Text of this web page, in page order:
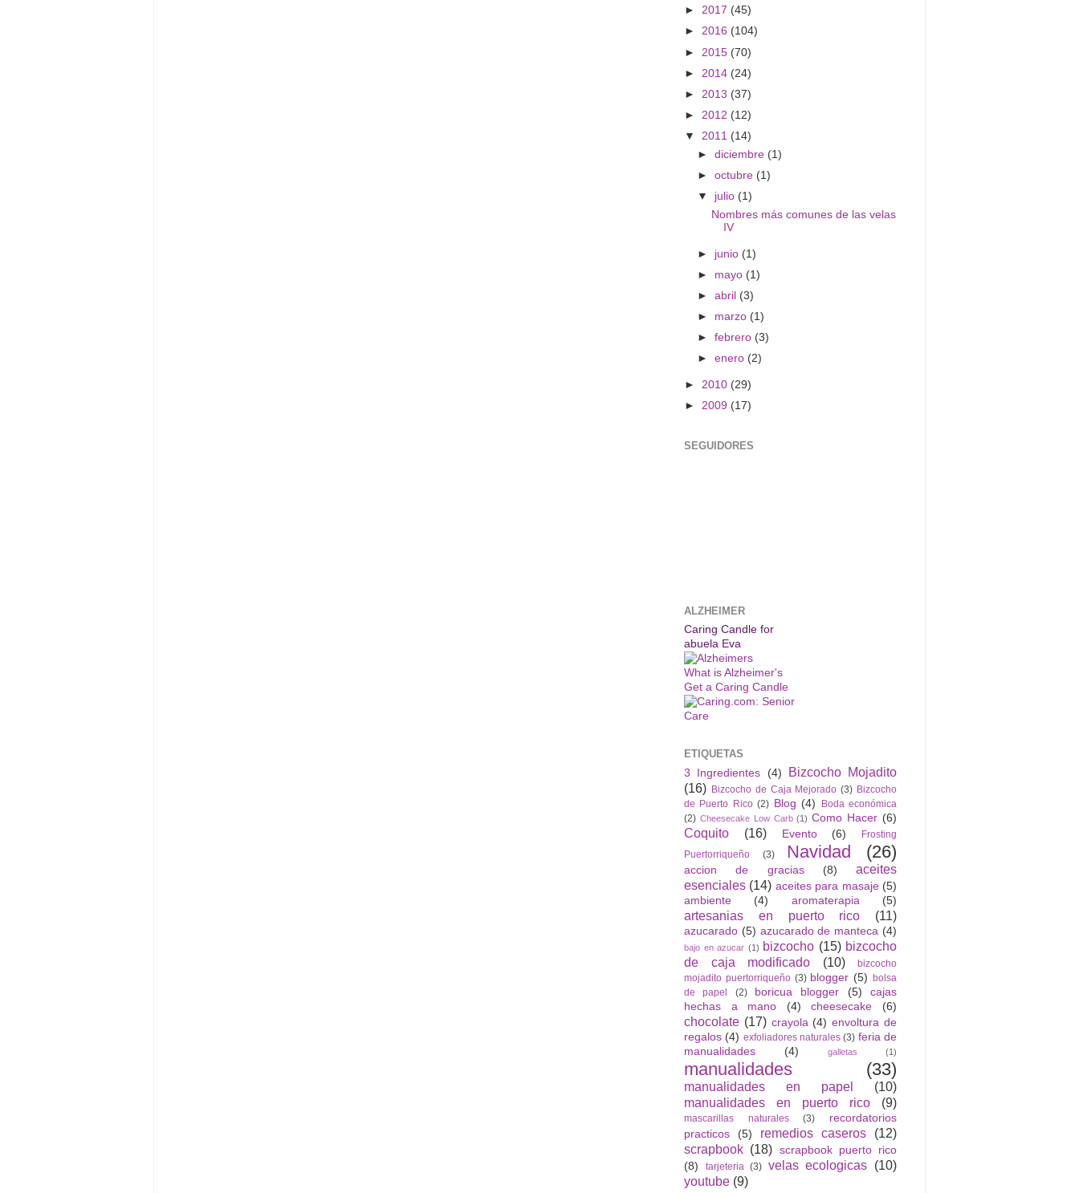
► 2017 (45)
► 2016 (104)
► 2015 (70)
► 2014 (24)
► 2013 (37)
► 2012 (12)
▼ 2011 (14)
►diciembre (1)
►octubre (1)
▼ julio (1)
Nombres más comunes de las velas
IV
► junio (1)
► mayo (1)
►abril (3)
► marzo (1)
►febrero (3)
►enero (2)
► 2010 (29)
► 2009 (17)
SEGUIDORES
ALZHEIMER
Caring Candle for
abuela Eva
What is Alzheimer's
Get a Caring Candle
ETIQUETAS
3 Ingredientes
(4)
Bizcocho Mojadito
(16) Bizcocho de Caja Mejorado (3) Bizcocho
de Puerto Rico (2) Blog (4)
Boda económica
(2) Cheesecake Low Carb (1) Como Hacer (6)
Coquito (16) Evento (6)
Frosting
Puertorriqueño
(3) Navidad (26)
accion de gracias (8)
aceites
esenciales (14) aceites para masaje (5)
ambiente
(4) aromaterapia (5)
artesanias en puerto rico (11)
azucarado (5) azucarado de manteca (4)
bajo en azucar (1) bizcocho (15) bizcocho
de caja modificado
(10)
bizcocho
mojadito puertorriqueño (3) blogger (5) bolsa
de papel
(2) boricua blogger (5)
cajas
hechas a mano
(4) cheesecake (6)
chocolate (17) crayola (4) envoltura de
regalos (4) exfoliadores naturales (3) feria de
manualidades
(4) galletas (1)
manualidades (33)
manualidades en papel
(10)
manualidades en puerto rico
(9)
mascarillas naturales (3)
recordatorios
practicos
(5) remedios caseros
(12)
scrapbook (18) scrapbook puerto rico
(8)
tarjeteria (3) velas ecologicas (10)
youtube (9)